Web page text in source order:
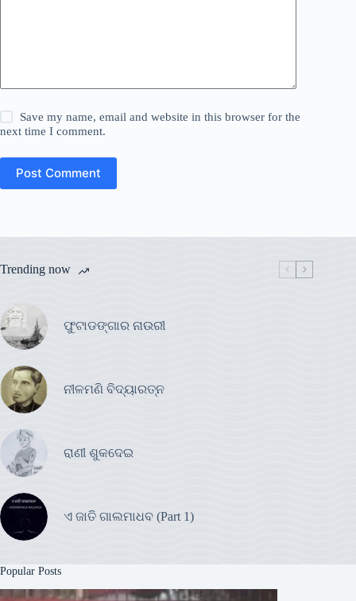
Save my name, email and website in this browser for the
next time I comment.
Post Comment
Trending now
ଫୁଟାଡଙ୍ଗାର ନାଉରୀ
ନୀଳମଣି ବିଦ୍ୟାରତ୍ନ
ରାଣୀ ଶୁକଦେଇ
ଏ ଜାତି ଗାଲମାଧବ (Part 1)
Popular Posts